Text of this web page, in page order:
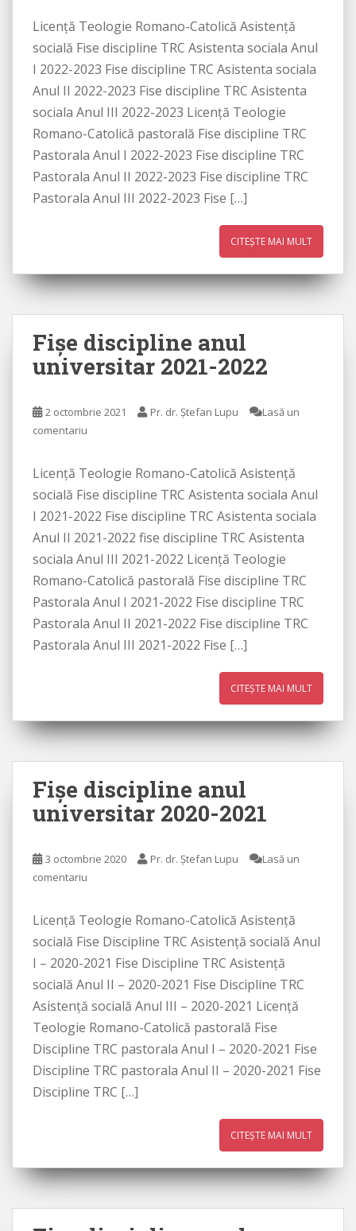
Licenţă Teologie Romano-Catolică Asistenţă
socială Fise discipline TRC Asistenta sociala Anul
I 2022-2023 Fise discipline TRC Asistenta sociala
Anul II 2022-2023 Fise discipline TRC Asistenta
sociala Anul III 2022-2023 Licenţă Teologie
Romano-Catolică pastorală Fise discipline TRC
Pastorala Anul I 2022-2023 Fise discipline TRC
Pastorala Anul II 2022-2023 Fise discipline TRC
Pastorala Anul III 2022-2023 Fise […]
CITEȘTE MAI MULT
Fişe discipline anul
universitar 2021-2022
2 octombrie 2021 Pr. dr. Ștefan Lupu
Lasă un
comentariu
Licenţă Teologie Romano-Catolică Asistenţă
socială Fise discipline TRC Asistenta sociala Anul
I 2021-2022 Fise discipline TRC Asistenta sociala
Anul II 2021-2022 fise discipline TRC Asistenta
sociala Anul III 2021-2022 Licenţă Teologie
Romano-Catolică pastorală Fise discipline TRC
Pastorala Anul I 2021-2022 Fise discipline TRC
Pastorala Anul II 2021-2022 Fise discipline TRC
Pastorala Anul III 2021-2022 Fise […]
CITEȘTE MAI MULT
Fişe discipline anul
universitar 2020-2021
3 octombrie 2020 Pr. dr. Ștefan Lupu
Lasă un
comentariu
Licenţă Teologie Romano-Catolică Asistenţă
socială Fise Discipline TRC Asistenţă socială Anul
I – 2020-2021 Fise Discipline TRC Asistenţă
socială Anul II – 2020-2021 Fise Discipline TRC
Asistenţă socială Anul III – 2020-2021 Licenţă
Teologie Romano-Catolică pastorală Fise
Discipline TRC pastorala Anul I – 2020-2021 Fise
Discipline TRC pastorala Anul II – 2020-2021 Fise
Discipline TRC […]
CITEȘTE MAI MULT